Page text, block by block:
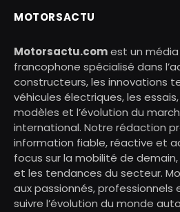
MOTORSACTU
Motorsactu.comest un
francophone spécialisé dans
constructeurs, les innovations
véhicules électriques, les
modèles et l’évolution du
international. Notre rédaction
information fiable, réactive et
focus sur la mobilité de
et les tendances du secteur.
aux passionnés,
suivre l’évolution du monde